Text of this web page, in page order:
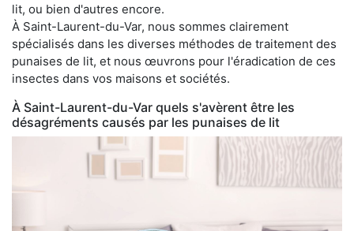
lit, ou bien d'autres encore.
À Saint-Laurent-du-Var, nous sommes clairement
spécialisés dans les diverses méthodes de traitement des
punaises de lit, et nous œuvrons pour l'éradication de ces
insectes dans vos maisons et sociétés.
À Saint-Laurent-du-Var quels s'avèrent être les
désagréments causés par les punaises de lit